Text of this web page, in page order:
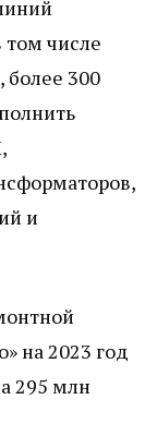
числе
300
и
на 2023 год
295 млн